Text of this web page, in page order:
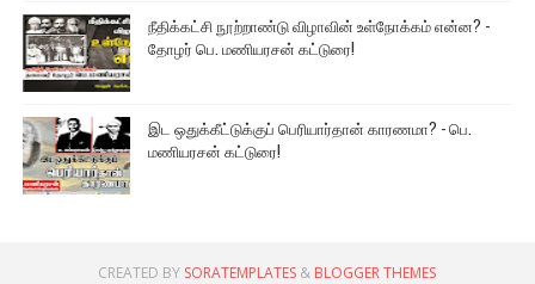
நீதிக்கட்சி நூற்றாண்டு விழாவின் உள்நோக்கம் என்ன? -
தோழர் பெ. மணியரசன் கட்டுரை!
இட ஒதுக்கீட்டுக்குப் பெரியார்தான் காரணமா? - பெ.
மணியரசன் கட்டுரை!
CREATED BY SORATEMPLATES & BLOGGER THEMES